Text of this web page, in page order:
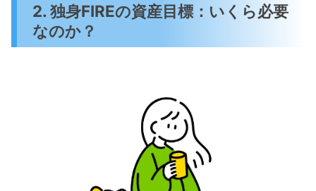
2. 独身FIREの資産目標：いくら必要
なのか？